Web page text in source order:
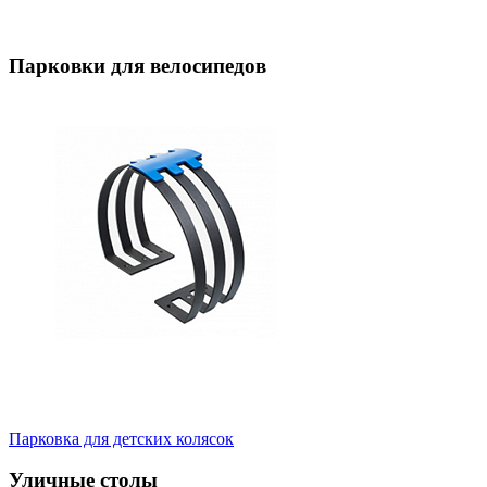
Парковки для велосипедов
Парковка для детских колясок
Уличные столы